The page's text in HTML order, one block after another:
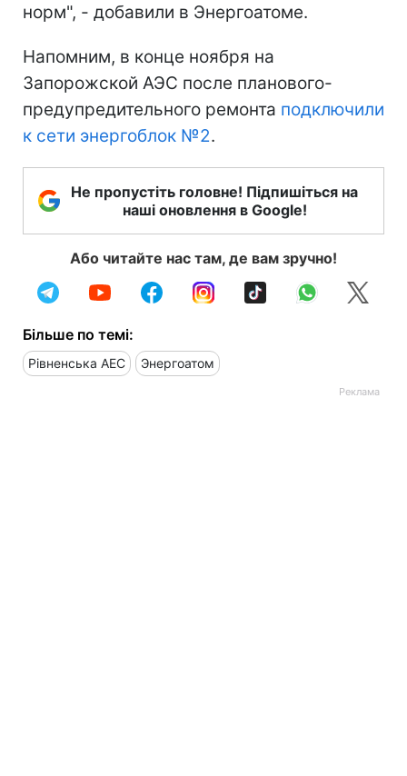
норм", - добавили в Энергоатоме.
Напомним, в конце ноября на
Запорожской АЭС после планового-
предупредительного ремонта подключили
к сети энергоблок №2.
Не пропустіть головне! Підпишіться на
наші оновлення в Google!
Або читайте нас там, де вам зручно!
Більше по темі:
Рівненська АЕС Энергоатом